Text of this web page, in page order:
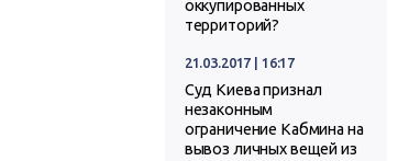
оккупированных
территорий?
21.03.2017 | 16:17
Суд Киева признал
незаконным
ограничение Кабмина на
вывоз личных вещей из